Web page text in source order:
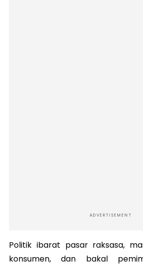
ADVERTISEMENT
Politik ibarat pasar raksasa,
konsumen, dan bakal